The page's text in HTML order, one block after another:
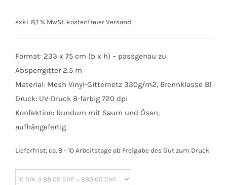
exkl. 8,1 % MwSt. kostenfreier Versand
Format: 233 x 75 cm (b x h) – passgenau zu
Absperrgitter 2.5 m
Material: Mesh Vinyl-Gitternetz 330g/m2, Brennklasse B1
Druck: UV-Druck 8-farbig 720 dpi
Konfektion: Rundum mit Saum und Ösen,
aufhängefertig
Lieferfrist: ca. 8 - 10 Arbeitstage ab Freigabe des Gut zum Druck